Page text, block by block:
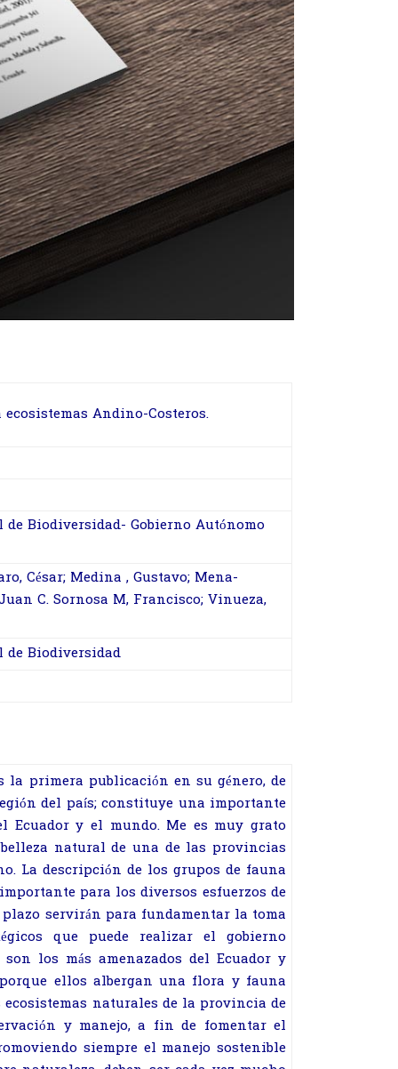
Andino-Costeros.
Biodiversidad- Gobierno Autónomo
César; Medina , Gustavo; Mena-
C. Sornosa M, Francisco; Vinueza,
Biodiversidad
la primera publicación en su género, de
del país; constituye una importante
Ecuador y el mundo. Me es muy grato
natural de una de las provincias
La descripción de los grupos de fauna
para los diversos esfuerzos de
servirán para fundamentar la toma
que puede realizar el gobierno
los más amenazados del Ecuador y
ellos albergan una flora y fauna
naturales de la provincia de
y manejo, a fin de fomentar el
siempre el manejo sostenible